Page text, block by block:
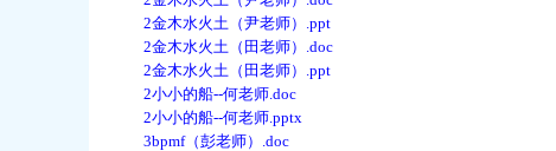
2金木水火土（尹老师）.ppt
2金木水火土（田老师）.doc
2金木水火土（田老师）.ppt
2小小的船--何老师.doc
2小小的船--何老师.pptx
3bpmf（彭老师）.doc